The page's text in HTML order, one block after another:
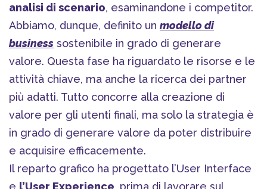
analisi di scenario, esaminandone i competitor.
Abbiamo, dunque, definito un modello di
business sostenibile in grado di generare
valore. Questa fase ha riguardato le risorse e le
attività chiave, ma anche la ricerca dei partner
più adatti. Tutto concorre alla creazione di
valore per gli utenti finali, ma solo la strategia è
in grado di generare valore da poter distribuire
e acquisire efficacemente.
Il reparto grafico ha progettato l’User Interface
e l’User Experience , prima di lavorare sul